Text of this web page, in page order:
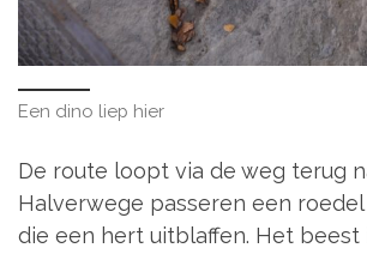
Een dino liep hier
De route loopt via de weg terug
Halverwege passeren een
die een hert uitblaffen. Het beest